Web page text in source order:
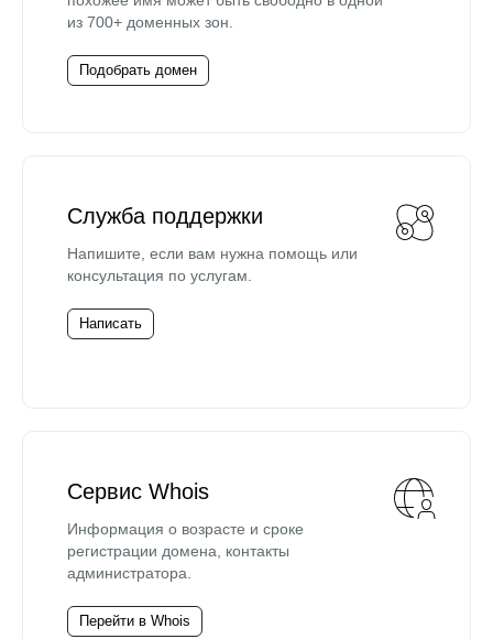
из 700+ доменных зон.
Подобрать домен
Служба поддержки
Напишите, если вам нужна помощь или
консультация по услугам.
Написать
Сервис Whois
Информация о возрасте и сроке
регистрации домена, контакты
администратора.
Перейти в Whois